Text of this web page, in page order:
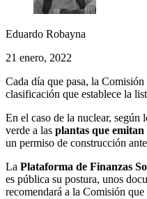
Eduardo Robayna
21 enero, 2022
Cada día que pasa, la
clasificación que establece la
En el caso de la nuclear, según
verde a las plantas que
un permiso de construcción
La Plataforma de Finanzas
es pública su postura, unos
recomendará a la Comisión